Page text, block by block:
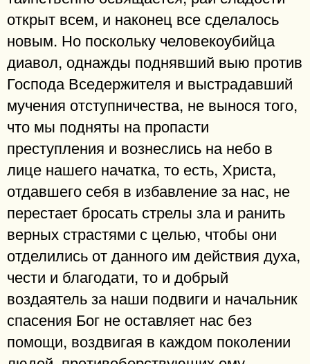
открыт всем, и наконец все сделалось
новым. Но поскольку человекоубийца
диавол, однажды поднявший выю против
Господа Вседержителя и выстрадавший
мучения отступничества, не вынося того,
что мы подняты на пропасти
преступления и вознеслись на небо в
лице нашего начатка, то есть, Христа,
отдавшего себя в избавление за нас, не
перестает бросать стрелы зла и ранить
верных страстями с целью, чтобы они
отделились от данного им действия духа,
чести и благодати, то и добрый
воздаятель за наши подвиги и начальник
спасения Бог не оставляет нас без
помощи, воздвигая в каждом поколении